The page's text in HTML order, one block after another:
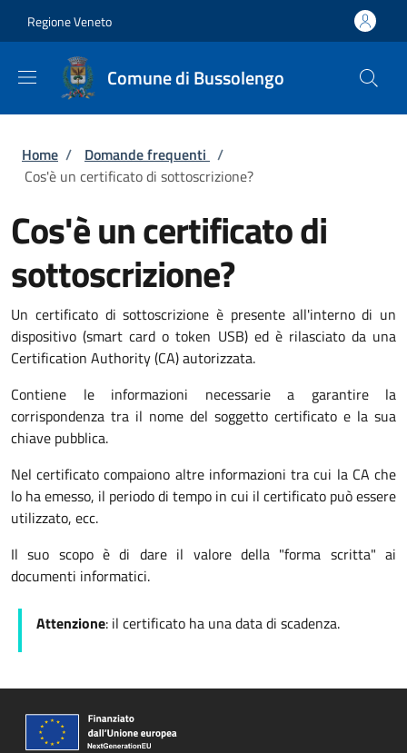
Regione Veneto
Comune di Bussolengo
Briciole di pane
Home / Domande frequenti /
Cos'è un certificato di sottoscrizione?
Cos'è un certificato di
sottoscrizione?
Un certificato di sottoscrizione è presente all'interno di un
dispositivo (smart card o token USB) ed è rilasciato da una
Certification Authority (CA) autorizzata.
Contiene le informazioni necessarie a garantire la
corrispondenza tra il nome del soggetto certificato e la sua
chiave pubblica.
Nel certificato compaiono altre informazioni tra cui la CA che
lo ha emesso, il periodo di tempo in cui il certificato può essere
utilizzato, ecc.
Il suo scopo è di dare il valore della "forma scritta" ai
documenti informatici.
Attenzione: il certificato ha una data di scadenza.